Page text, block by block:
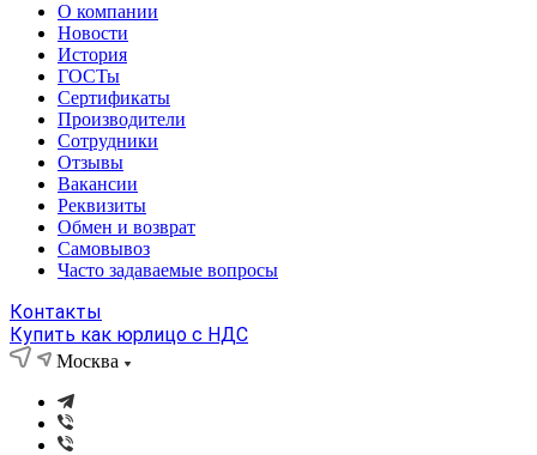
О компании
Новости
История
ГОСТы
Сертификаты
Производители
Сотрудники
Отзывы
Вакансии
Реквизиты
Обмен и возврат
Самовывоз
Часто задаваемые вопросы
Контакты
Купить как юрлицо с НДС
Москва